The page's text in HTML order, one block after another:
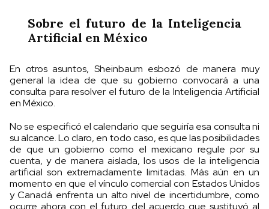
Sobre el futuro de la Inteligencia
Artificial en México
En otros asuntos, Sheinbaum esbozó de manera muy
general la idea de que su gobierno convocará a una
consulta para resolver el futuro de la Inteligencia Artificial
en México.
No se especificó el calendario que seguiría esa consulta ni
su alcance. Lo claro, en todo caso, es que las posibilidades
de que un gobierno como el mexicano regule por su
cuenta, y de manera aislada, los usos de la inteligencia
artificial son extremadamente limitadas. Más aún en un
momento en que el vínculo comercial con Estados Unidos
y Canadá enfrenta un alto nivel de incertidumbre, como
ocurre ahora con el futuro del acuerdo que sustituyó al